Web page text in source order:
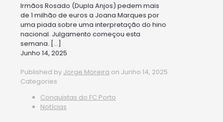
Irmãos Rosado (Dupla Anjos) pedem mais
de 1 milhão de euros a Joana Marques por
uma piada sobre uma interpretação do hino
nacional. Julgamento começou esta
semana. […]
Junho 14, 2025
Published by Jorge Moreira on Junho 14, 2025
Categories
Conquistas do FC Porto
Notícias